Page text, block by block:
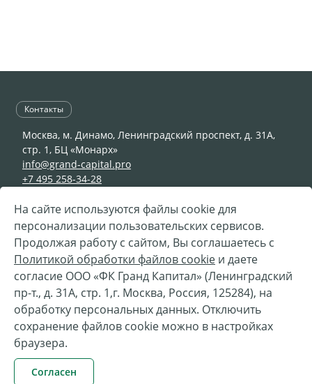
© 2002—2026 ООО «ФК Гранд Капитал»
Разработка —«Сибирикс»
Контакты
Москва, м. Динамо, Ленинградский проспект, д. 31А,
стр. 1, БЦ «Монарх»
info@grand-capital.pro
+7 495 258-34-28
Телефон горячей линии Службы безопасности ООО
"ФК Гранд Капитал"
Вы можете направить нам сообщение о признаках
коррупционной или иной противоправной
деятельности
hotline@grand-capital.pro
На сайте используются файлы cookie для
персонализации пользовательских сервисов.
Продолжая работу с сайтом, Вы соглашаетесь с
Политикой обработки файлов cookie и даете
согласие ООО «ФК Гранд Капитал» (Ленинградский
пр-т., д. 31А, стр. 1,г. Москва, Россия, 125284), на
обработку персональных данных. Отключить
сохранение файлов cookie можно в настройках
браузера.
Согласен